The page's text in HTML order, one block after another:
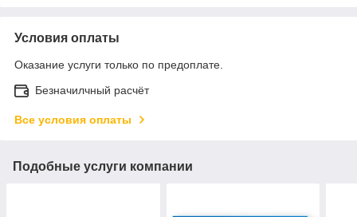
Условия оплаты
Оказание услуги только по предоплате.
Безначилчный расчёт
Все условия оплаты
Подобные услуги компании